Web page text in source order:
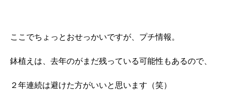
ここでちょっとおせっかいですが、プチ情報。
鉢植えは、去年のがまだ残っている可能性もあるので、
２年連続は避けた方がいいと思います（笑）